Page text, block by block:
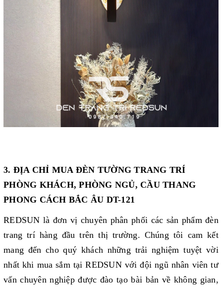
3. ĐỊA CHỈ MUA ĐÈN TƯỜNG TRANG TRÍ
PHÒNG KHÁCH, PHÒNG NGỦ, CẦU THANG
PHONG CÁCH BẮC ÂU DT-121
REDSUN là đơn vị chuyên phân phối các sản phẩm đèn
trang trí hàng đầu trên thị trường. Chúng tôi cam kết
mang đến cho quý khách những trải nghiệm tuyệt vời
nhất khi mua sắm tại REDSUN với đội ngũ nhân viên tư
vấn chuyên nghiệp được đào tạo bài bản về không gian,